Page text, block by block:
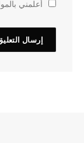
أعلمني